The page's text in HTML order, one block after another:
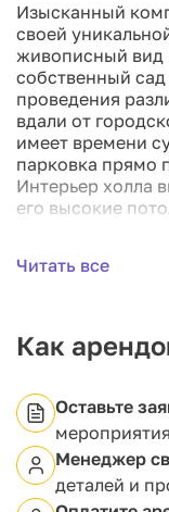
Изысканный
своей
живописный вид
собственный
проведения
вдали от
имеет времени
парковка прямо
Интерьер холла
его высокие
метра идеально
Читать все
Как
Оставьте
мероприятия
Менеджер
деталей и